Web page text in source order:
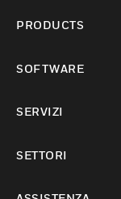
PRODUCTS
SOFTWARE
SERVIZI
SETTORI